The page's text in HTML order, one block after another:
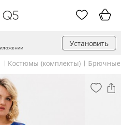
Установить
Костюмы (комплекты)